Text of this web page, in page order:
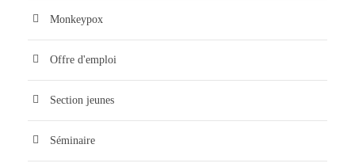
Monkeypox
Offre d'emploi
Section jeunes
Séminaire